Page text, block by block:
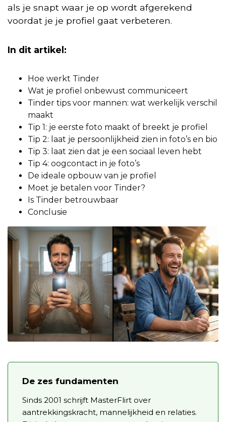
als je snapt waar je op wordt afgerekend
voordat je je profiel gaat verbeteren.
In dit artikel:
Hoe werkt Tinder
Wat je profiel onbewust communiceert
Tinder tips voor mannen: wat werkelijk verschil
maakt
Tip 1: je eerste foto maakt of breekt je profiel
Tip 2: laat je persoonlijkheid zien in foto’s en bio
Tip 3: laat zien dat je een sociaal leven hebt
Tip 4: oogcontact in je foto’s
De ideale opbouw van je profiel
Moet je betalen voor Tinder?
Is Tinder betrouwbaar
Conclusie
De zes fundamenten
Sinds 2001 schrijft MasterFlirt over
aantrekkingskracht, mannelijkheid en relaties.